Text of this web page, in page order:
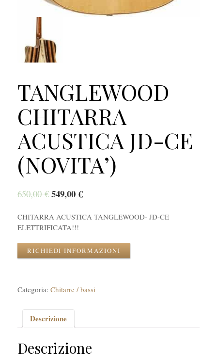
TANGLEWOOD
CHITARRA
ACUSTICA JD-CE
(NOVITA’)
650,00€ 549,00€
CHITARRA ACUSTICA TANGLEWOOD- JD-CE
ELETTRIFICATA!!!
RICHIEDI INFORMAZIONI
Categoria: Chitarre / bassi
Descrizione
Descrizione